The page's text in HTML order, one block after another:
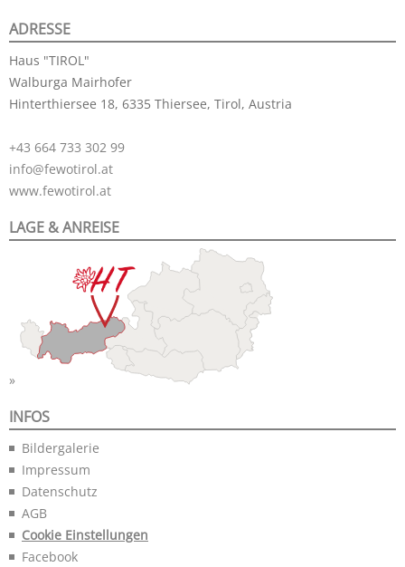
ADRESSE
Haus "TIROL"
Walburga Mairhofer
Hinterthiersee 18, 6335 Thiersee, Tirol, Austria
+43 664 733 302 99
info@fewotirol.at
www.fewotirol.at
LAGE & ANREISE
INFOS
Bildergalerie
Impressum
Datenschutz
AGB
Cookie Einstellungen
Facebook